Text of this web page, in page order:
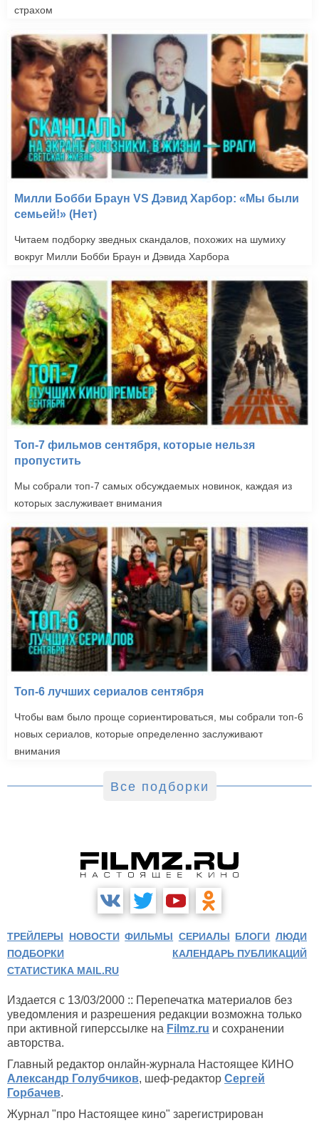
страхом
Милли Бобби Браун VS Дэвид Харбор: «Мы были
семьей!» (Нет)
Читаем подборку зведных скандалов, похожих на шумиху
вокруг Милли Бобби Браун и Дэвида Харбора
Топ-7 фильмов сентября, которые нельзя
пропустить
Мы собрали топ-7 самых обсуждаемых новинок, каждая из
которых заслуживает внимания
Топ-6 лучших сериалов сентября
Чтобы вам было проще сориентироваться, мы собрали топ-6
новых сериалов, которые определенно заслуживают
внимания
Все подборки
ТРЕЙЛЕРЫ НОВОСТИ ФИЛЬМЫ СЕРИАЛЫ БЛОГИ ЛЮДИ
ПОДБОРКИ
КАЛЕНДАРЬ ПУБЛИКАЦИЙ
СТАТИСТИКА MAIL.RU
Издается с 13/03/2000 :: Перепечатка материалов без
уведомления и разрешения редакции возможна только
при активной гиперссылке на Filmz.ru и сохранении
авторства.
Главный редактор онлайн-журнала Настоящее КИНО
Александр Голубчиков, шеф-редактор Сергей
Горбачев.
Журнал "про Настоящее кино" зарегистрирован